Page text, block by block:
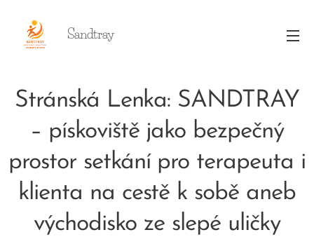
Sandtray
Stránská Lenka: SANDTRAY
– pískoviště jako bezpečný
prostor setkání pro terapeuta i
klienta na cestě k sobě aneb
východisko ze slepé uličky